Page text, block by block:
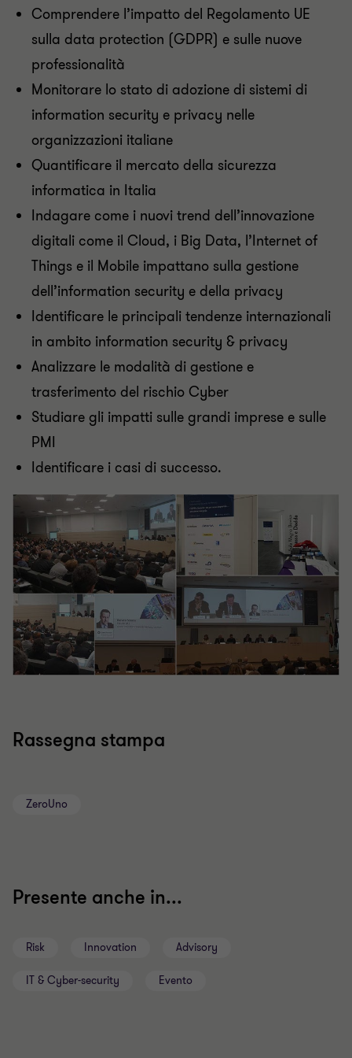
Comprendere l’impatto del Regolamento UE
sulla data protection (GDPR) e sulle nuove
professionalità
Monitorare lo stato di adozione di sistemi di
information security e privacy nelle
organizzazioni italiane
Quantificare il mercato della sicurezza
informatica in Italia
Indagare come i nuovi trend dell’innovazione
digitali come il Cloud, i Big Data, l’Internet of
Things e il Mobile impattano sulla gestione
dell’information security e della privacy
Identificare le principali tendenze internazionali
in ambito information security & privacy
Analizzare le modalità di gestione e
trasferimento del rischio Cyber
Studiare gli impatti sulle grandi imprese e sulle
PMI
Identificare i casi di successo.
Rassegna stampa
ZeroUno
Presente anche in...
Risk Innovation Advisory
IT & Cyber-security Evento